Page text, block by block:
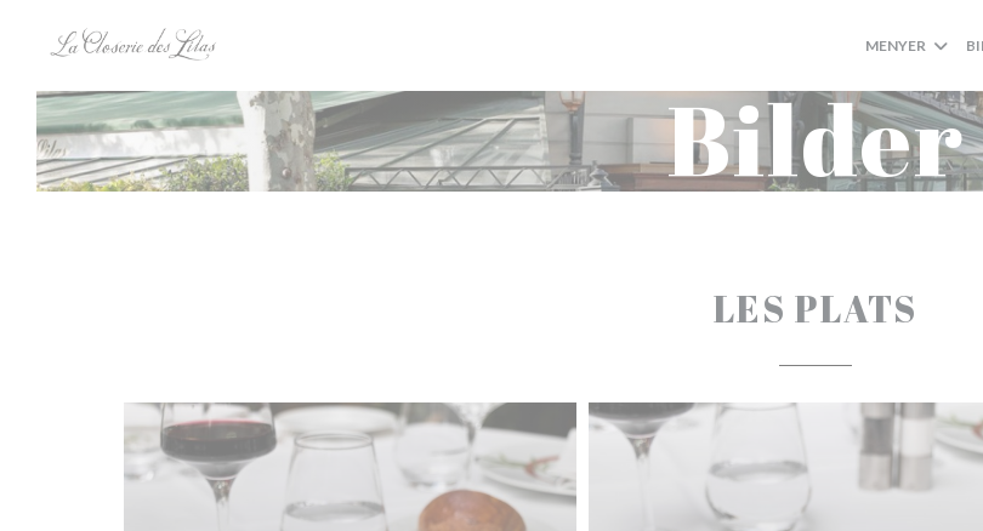
MENYER
Bilder
LES PLATS